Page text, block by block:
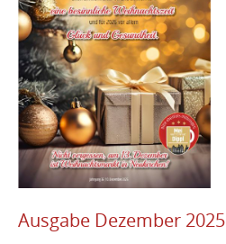
Ausgabe Dezember 2025